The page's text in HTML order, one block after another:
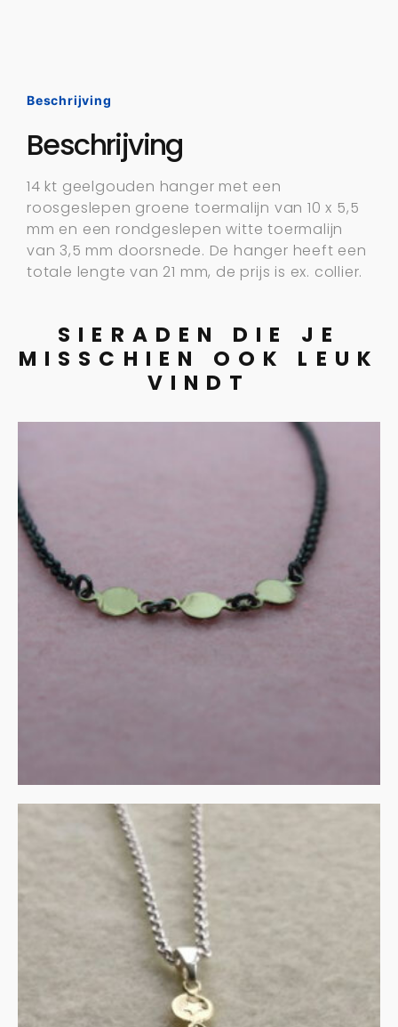
Beschrijving
Beschrijving
14 kt geelgouden hanger met een
roosgeslepen groene toermalijn van 10 x 5,5
mm en een rondgeslepen witte toermalijn
van 3,5 mm doorsnede. De hanger heeft een
totale lengte van 21 mm, de prijs is ex. collier.
SIERADEN DIE JE
MISSCHIEN OOK LEUK
VINDT
Collier in zwart zilver en
€125.00
Zilver collier met
chalcedoon en gouden
accenten
€135.00